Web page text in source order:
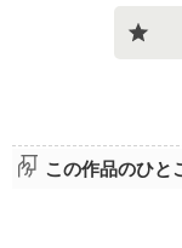
この作品のひと